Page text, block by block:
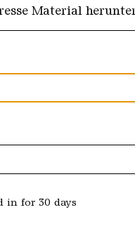
Material
in for 30 days